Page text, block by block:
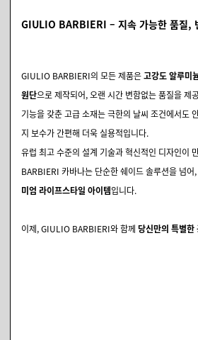
GIULIO BARBIERI – 지속 가능한 품질,
GIULIO BARBIERI의 모든 제품은고강도 알루미
원단으로 제작되어, 오랜 시간 변함없는 품질을 제
기능을 갖춘 고급 소재는 극한의 날씨 조건에서도
지 보수가 간편해 더욱 실용적입니다.
유럽 최고 수준의 설계 기술과 혁신적인 디자인이
BARBIERI 카바나는 단순한 쉐이드 솔루션을 넘어,
미엄 라이프스타일 아이템입니다.
이제, GIULIO BARBIERI와 함께 당신만의 특별한